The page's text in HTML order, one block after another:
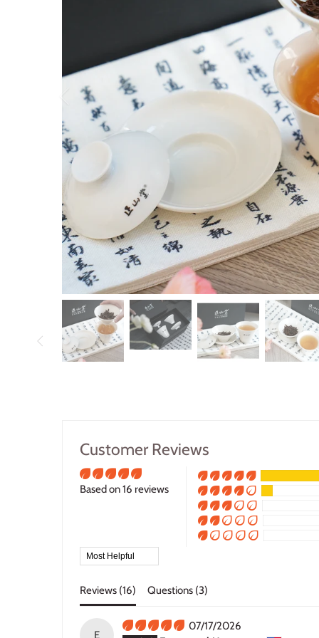
Customer Reviews
Based on 16 reviews
Sort by
Reviews (16) Questions (3)
E
07/17/2026